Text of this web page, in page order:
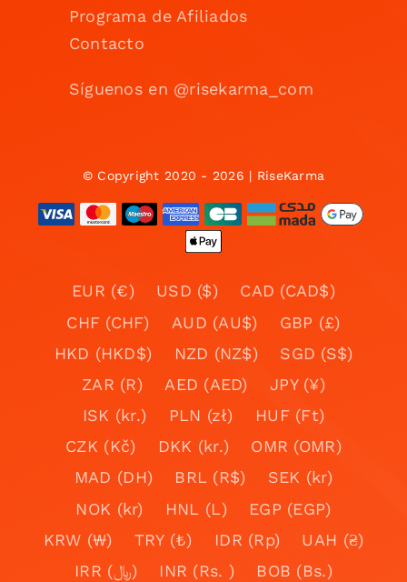
Programa de Afiliados
Contacto
Síguenos en @risekarma_com
© Copyright 2020 - 2026 | RiseKarma
EUR (€) USD ($)
CAD (CAD$)
CHF (CHF)
AUD (AU$)
GBP (£)
HKD (HKD$)
NZD (NZ$)
SGD (S$)
ZAR (R)
AED (AED)
JPY (¥)
ISK (kr.)
PLN (zł)
HUF (Ft)
CZK (Kč)
DKK (kr.)
OMR (OMR)
MAD (DH)
BRL (R$)
SEK (kr)
NOK (kr)
HNL (L)
EGP (EGP)
KRW (₩)
TRY (₺) IDR (Rp)
UAH (₴)
IRR (﷼)
INR (Rs. )
BOB (Bs.)